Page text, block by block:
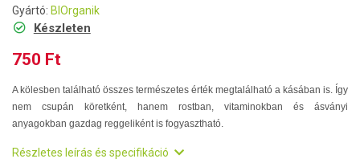
Gyártó: BIOrganik
Készleten
750 Ft
A kölesben található összes természetes érték megtalálható a kásában is. Így
nem csupán köretként, hanem rostban, vitaminokban és ásványi
anyagokban gazdag reggeliként is fogyasztható.
Részletes leírás és specifikáció